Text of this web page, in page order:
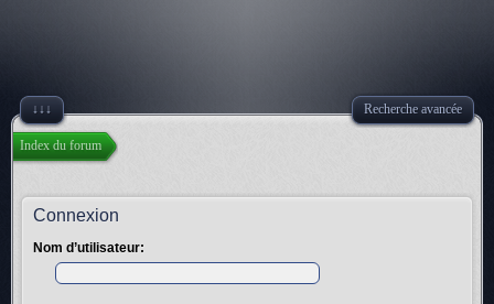
↓↓↓ Recherche avancée
Index du forum
Connexion
Nom d’utilisateur: